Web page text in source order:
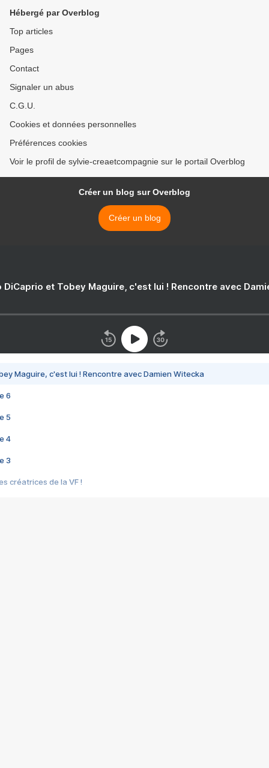
Hébergé par Overblog
Top articles
Pages
Contact
Signaler un abus
C.G.U.
Cookies et données personnelles
Préférences cookies
Voir le profil de sylvie-creaetcompagnie sur le portail Overblog
Créer un blog sur Overblog
Créer un blog
DiCaprio et Tobey Maguire, c'est lui ! Rencontre avec
Maguire, c'est lui ! Rencontre avec Damien Witecka
6
5
4
3
créatrices de la VF !